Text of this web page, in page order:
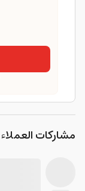
مشاركات العملاء